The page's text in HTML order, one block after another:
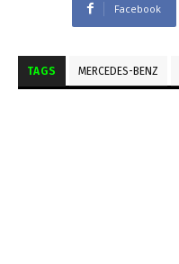
Facebook
TAGS MERCEDES-BENZ